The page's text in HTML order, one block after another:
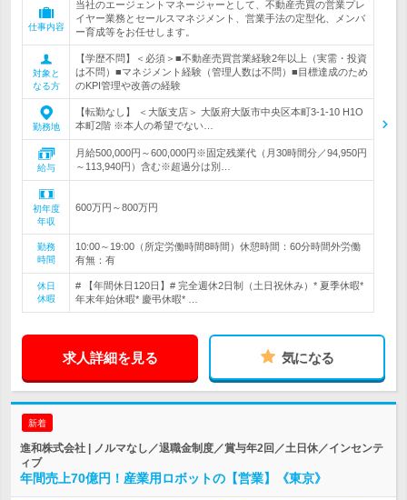
仕事内容
当社のエージェントマネージャーとして、不動産売買の営業プレ
イヤー業務とセールスマネジメント、営業手法の定型化、メンバ
ー育成等をお任せします。
対象と
なる方
【学歴不問】＜必須＞■不動産売買営業経験2年以上（実需・投資
は不問）■マネジメント経験（管理人数は不問）■目標達成のため
のKPI管理や改善の経験
勤務地
【転勤なし】 ＜大阪支店＞ 大阪府大阪市中央区本町3-1-10 H1O
本町2階 ※本人の希望でない…
給与
月給500,000円～600,000円※固定残業代（月30時間分／94,950円
～113,940円）含む※超過分は別…
初年度
年収
600万円～800万円
勤務
時間
10:00～19:00（所定労働時間8時間）休憩時間：60分時間外労働
有無：有
休日
休暇
# 【年間休日120日】# 完全週休2日制（土日祝休み）* 夏季休暇*
年末年始休暇* 慶弔休暇* …
求人詳細を見る 気になる
新着
進和株式会社 | ノルマなし／退職金制度／賞与年2回／土日休／インセンテ
ィブ
年間売上70億円！産業用ロボットの【営業】《東京》